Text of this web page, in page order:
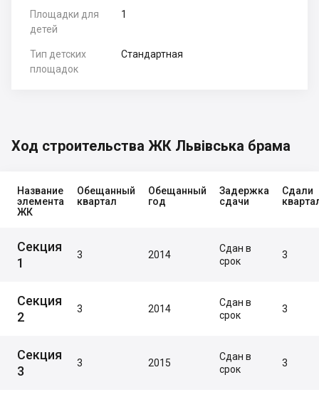
Площадки для
детей
1
Тип детских
площадок
Стандартная
Ход строительства ЖК Львівська брама
Название
элемента
ЖК
Обещанный
квартал
Обещанный
год
Задержка
сдачи
Сдали
Секция
1
3 2014
Сдан в
срок
3
Секция
2
3 2014
Сдан в
срок
3
Секция
3
3 2015
Сдан в
срок
3